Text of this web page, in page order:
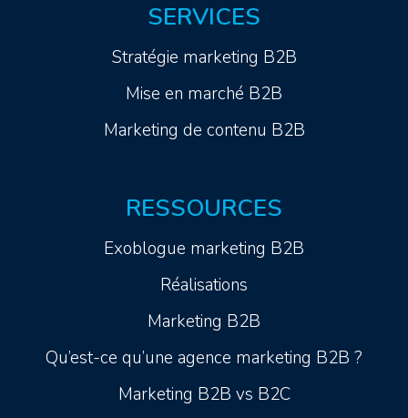
SERVICES
Stratégie marketing B2B
Mise en marché B2B
Marketing de contenu B2B
RESSOURCES
Exoblogue marketing B2B
Réalisations
Marketing B2B
Qu’est-ce qu’une agence marketing B2B ?
Marketing B2B vs B2C